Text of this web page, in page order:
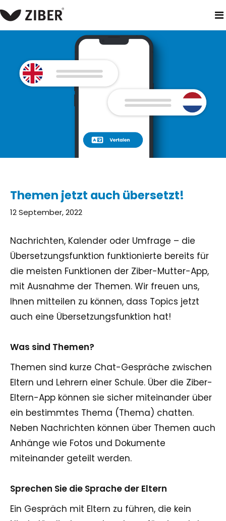
heim neuigkeiten themen jetzt auch übersetzt!
Themen jetzt auch übersetzt!
12 September, 2022
Nachrichten, Kalender oder Umfrage – die
Übersetzungsfunktion funktionierte bereits für
die meisten Funktionen der Ziber-Mutter-App,
mit Ausnahme der Themen. Wir freuen uns,
Ihnen mitteilen zu können, dass Topics jetzt
auch eine Übersetzungsfunktion hat!
Was sind Themen?
Themen sind kurze Chat-Gespräche zwischen
Eltern und Lehrern einer Schule. Über die Ziber-
Eltern-App können sie sicher miteinander über
ein bestimmtes Thema (Thema) chatten.
Neben Nachrichten können über Themen auch
Anhänge wie Fotos und Dokumente
miteinander geteilt werden.
Sprechen Sie die Sprache der Eltern
Ein Gespräch mit Eltern zu führen, die kein